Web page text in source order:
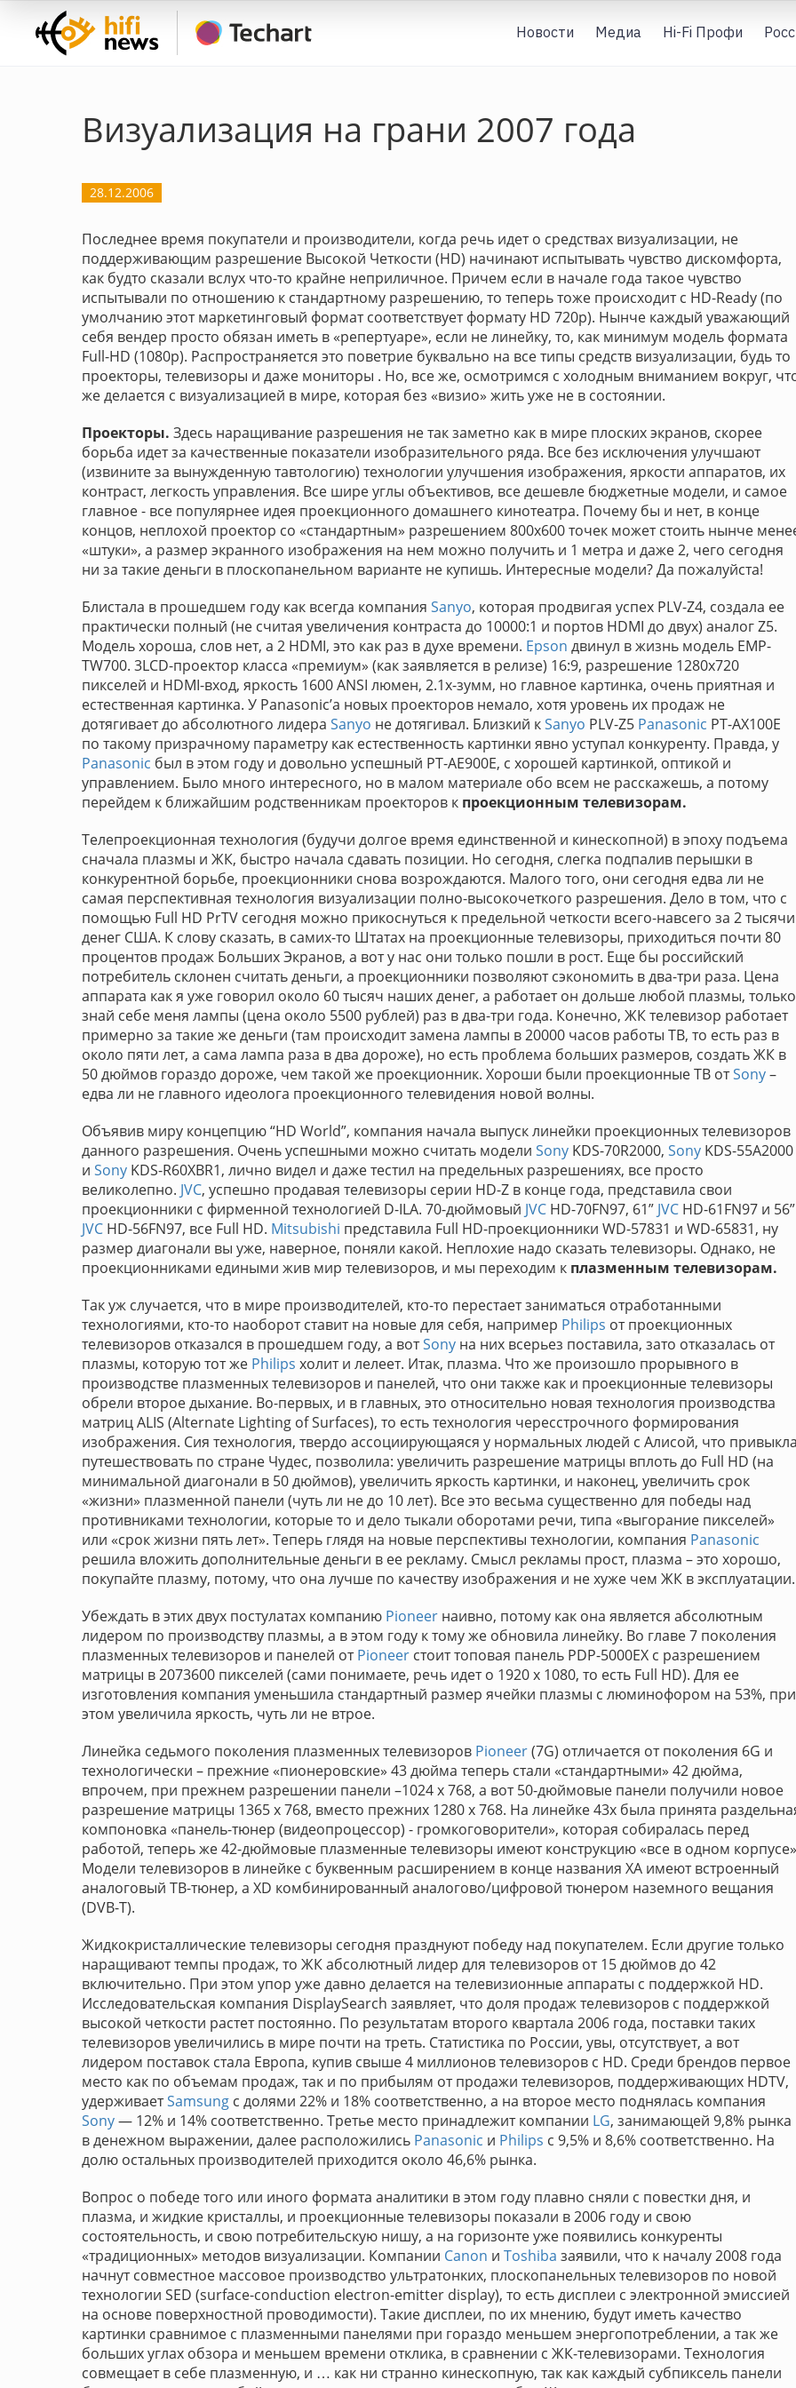
Новости Медиа Hi-Fi Профи
Визуализация на грани 2007 года
28.12.2006
Последнее время покупатели и производители, когда речь идет о средствах визуализации, не
поддерживающим разрешение Высокой Четкости (HD) начинают испытывать чувство дискомфорта,
как будто сказали вслух что-то крайне неприличное. Причем если в начале года такое чувство
испытывали по отношению к стандартному разрешению, то теперь тоже происходит с HD-Ready (по
умолчанию этот маркетинговый формат соответствует формату HD 720p). Нынче каждый уважающий
себя вендер просто обязан иметь в «репертуаре», если не линейку, то, как минимум модель формата
Full-HD (1080p). Распространяется это поветрие буквально на все типы средств визуализации, будь то
проекторы, телевизоры и даже мониторы . Но, все же, осмотримся с холодным вниманием вокруг,
же делается с визуализацией в мире, которая без «визио» жить уже не в состоянии.
Проекторы. Здесь наращивание разрешения не так заметно как в мире плоских экранов, скорее
борьба идет за качественные показатели изобразительного ряда. Все без исключения улучшают
(извините за вынужденную тавтологию) технологии улучшения изображения, яркости аппаратов, их
контраст, легкость управления. Все шире углы объективов, все дешевле бюджетные модели, и самое
главное - все популярнее идея проекционного домашнего кинотеатра. Почему бы и нет, в конце
концов, неплохой проектор со «стандартным» разрешением 800х600 точек может стоить нынче
«штуки», а размер экранного изображения на нем можно получить и 1 метра и даже 2, чего сегодня
ни за такие деньги в плоскопанельном варианте не купишь. Интересные модели? Да пожалуйста!
Блистала в прошедшем году как всегда компания Sanyo, которая продвигая успех PLV-Z4, создала ее
практически полный (не считая увеличения контраста до 10000:1 и портов HDMI до двух) аналог Z5.
Модель хороша, слов нет, а 2 HDMI, это как раз в духе времени. Epson двинул в жизнь модель EMP-
TW700. 3LCD-проектор класса «премиум» (как заявляется в релизе) 16:9, разрешение 1280х720
пикселей и HDMI-вход, яркость 1600 ANSI люмен, 2.1x-зумм, но главное картинка, очень приятная и
естественная картинка. У Panasonic’а новых проекторов немало, хотя уровень их продаж не
дотягивает до абсолютного лидера Sanyo не дотягивал. Близкий кSanyo PLV-Z5 Panasonic PT-AX100E
по такому призрачному параметру как естественность картинки явно уступал конкуренту. Правда, у
Panasonic был в этом году и довольно успешный PT-AE900E, с хорошей картинкой, оптикой и
управлением. Было много интересного, но в малом материале обо всем не расскажешь, а потому
перейдем к ближайшим родственникам проекторов к проекционным телевизорам.
Телепроекционная технология (будучи долгое время единственной и кинескопной) в эпоху подъема
сначала плазмы и ЖК, быстро начала сдавать позиции. Но сегодня, слегка подпалив перышки в
конкурентной борьбе, проекционники снова возрождаются. Малого того, они сегодня едва ли не
самая перспективная технология визуализации полно-высокочеткого разрешения. Дело в том, что с
помощью Full HD PrTV сегодня можно прикоснуться к предельной четкости всего-навсего за 2 тысячи
денег США. К слову сказать, в самих-то Штатах на проекционные телевизоры, приходиться почти 80
процентов продаж Больших Экранов, а вот у нас они только пошли в рост. Еще бы российский
потребитель склонен считать деньги, а проекционники позволяют сэкономить в два-три раза. Цена
аппарата как я уже говорил около 60 тысяч наших денег, а работает он дольше любой плазмы, только
знай себе меня лампы (цена около 5500 рублей) раз в два-три года. Конечно, ЖК телевизор работает
примерно за такие же деньги (там происходит замена лампы в 20000 часов работы ТВ, то есть раз в
около пяти лет, а сама лампа раза в два дороже), но есть проблема больших размеров, создать ЖК в
50 дюймов гораздо дороже, чем такой же проекционник. Хороши были проекционные ТВ отSony–
едва ли не главного идеолога проекционного телевидения новой волны.
Объявив миру концепцию “HD World”, компания начала выпуск линейки проекционных телевизоров
данного разрешения. Очень успешными можно считать модели Sony KDS-70R2000, Sony KDS-55A2000
и Sony KDS-R60XBR1, лично видел и даже тестил на предельных разрешениях, все просто
великолепно. JVC, успешно продавая телевизоры серии HD-Z в конце года, представила свои
проекционники с фирменной технологией D-ILA. 70-дюймовый JVC HD-70FN97, 61” JVC HD-61FN97 и 56”
JVC HD-56FN97, все Full HD. Mitsubishi представила Full HD-проекционники WD-57831 и WD-65831, ну
размер диагонали вы уже, наверное, поняли какой. Неплохие надо сказать телевизоры. Однако, не
проекционниками едиными жив мир телевизоров, и мы переходим к плазменным телевизорам.
Так уж случается, что в мире производителей, кто-то перестает заниматься отработанными
технологиями, кто-то наоборот ставит на новые для себя, например Philips от проекционных
телевизоров отказался в прошедшем году, а вотSony на них всерьез поставила, зато отказалась от
плазмы, которую тот же Philips холит и лелеет. Итак, плазма. Что же произошло прорывного в
производстве плазменных телевизоров и панелей, что они также как и проекционные телевизоры
обрели второе дыхание. Во-первых, и в главных, это относительно новая технология производства
матриц ALIS (Alternate Lighting of Surfaces), то есть технология чересстрочного формирования
изображения. Сия технология, твердо ассоциирующаяся у нормальных людей с Алисой, что
путешествовать по стране Чудес, позволила: увеличить разрешение матрицы вплоть до Full HD (на
минимальной диагонали в 50 дюймов), увеличить яркость картинки, и наконец, увеличить срок
«жизни» плазменной панели (чуть ли не до 10 лет). Все это весьма существенно для победы над
противниками технологии, которые то и дело тыкали оборотами речи, типа «выгорание пикселей»
или «срок жизни пять лет». Теперь глядя на новые перспективы технологии, компания Panasonic
решила вложить дополнительные деньги в ее рекламу. Смысл рекламы прост, плазма – это хорошо,
покупайте плазму, потому, что она лучше по качеству изображения и не хуже чем ЖК в эксплуатации.
Убеждать в этих двух постулатах компанию Pioneer наивно, потому как она является абсолютным
лидером по производству плазмы, а в этом году к тому же обновила линейку. Во главе 7 поколения
плазменных телевизоров и панелей отPioneer стоит топовая панель PDP-5000EX с разрешением
матрицы в 2073600 пикселей (сами понимаете, речь идет о 1920 x 1080, то есть Full HD). Для ее
изготовления компания уменьшила стандартный размер ячейки плазмы с люминофором на 53%, при
этом увеличила яркость, чуть ли не втрое.
Линейка седьмого поколения плазменных телевизоров Pioneer(7G) отличается от поколения 6G и
технологически – прежние «пионеровские» 43 дюйма теперь стали «стандартными» 42 дюйма,
впрочем, при прежнем разрешении панели –1024 x 768, а вот 50-дюймовые панели получили новое
разрешение матрицы 1365 x 768, вместо прежних 1280 x 768. На линейке 43х была принята
компоновка «панель-тюнер (видеопроцессор) - громкоговорители», которая собиралась перед
работой, теперь же 42-дюймовые плазменные телевизоры имеют конструкцию «все в одном
Модели телевизоров в линейке с буквенным расширением в конце названия XA имеют встроенный
аналоговый ТВ-тюнер, а XD комбинированный аналогово/цифровой тюнером наземного вещания
(DVB-T).
Жидкокристаллические телевизоры сегодня празднуют победу над покупателем. Если другие только
наращивают темпы продаж, то ЖК абсолютный лидер для телевизоров от 15 дюймов до 42
включительно. При этом упор уже давно делается на телевизионные аппараты с поддержкой HD.
Исследовательская компания DisplaySearch заявляет, что доля продаж телевизоров с поддержкой
высокой четкости растет постоянно. По результатам второго квартала 2006 года, поставки таких
телевизоров увеличились в мире почти на треть. Статистика по России, увы, отсутствует, а вот
лидером поставок стала Европа, купив свыше 4 миллионов телевизоров с HD. Среди брендов первое
место как по объемам продаж, так и по прибылям от продажи телевизоров, поддерживающих HDTV,
удерживаетSamsung с долями 22% и 18% соответственно, а на второе место поднялась компания
Sony— 12% и 14% соответственно. Третье место принадлежит компании LG, занимающей 9,8% рынка
в денежном выражении, далее расположились Panasonic и Philips c 9,5% и 8,6% соответственно. На
долю остальных производителей приходится около 46,6% рынка.
Вопрос о победе того или иного формата аналитики в этом году плавно сняли с повестки дня, и
плазма, и жидкие кристаллы, и проекционные телевизоры показали в 2006 году и свою
состоятельность, и свою потребительскую нишу, а на горизонте уже появились конкуренты
«традиционных» методов визуализации. Компании Canon и Toshiba заявили, что к началу 2008 года
начнут совместное массовое производство ультратонких, плоскопанельных телевизоров по новой
технологии SED (surface-conduction electron-emitter display), то есть дисплеи с электронной эмиссией
на основе поверхностной проводимости). Такие дисплеи, по их мнению, будут иметь качество
картинки сравнимое с плазменными панелями при гораздо меньшем энергопотреблении, а так же
больших углах обзора и меньшем времени отклика, в сравнении с ЖК-телевизорами. Технология
совмещает в себе плазменную, и … как ни странно кинескопную, так как каждый субпиксель панели